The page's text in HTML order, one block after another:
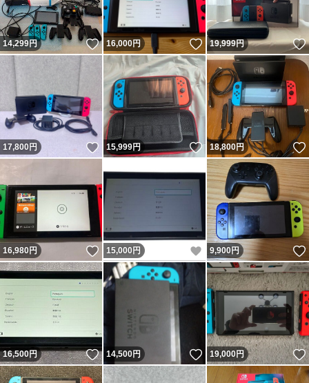
14,299円 いいね！
16,000円 いいね！
19,999円
17,800円 いいね！
15,999円 いいね！
18,800円
16,980円 いいね！
15,000 円 いいね！
9,900円
16,500円 いいね！
14,500円 いいね！
19,000円